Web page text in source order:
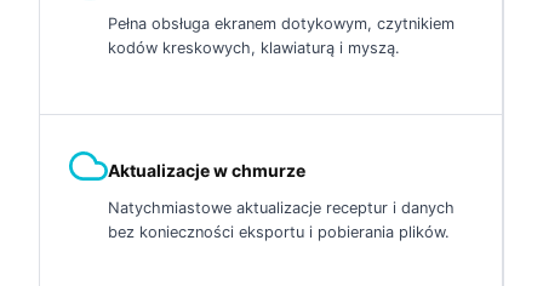
Pełna obsługa ekranem dotykowym, czytnikiem
kodów kreskowych, klawiaturą i myszą.
Aktualizacje w chmurze
Natychmiastowe aktualizacje receptur i danych
bez konieczności eksportu i pobierania plików.